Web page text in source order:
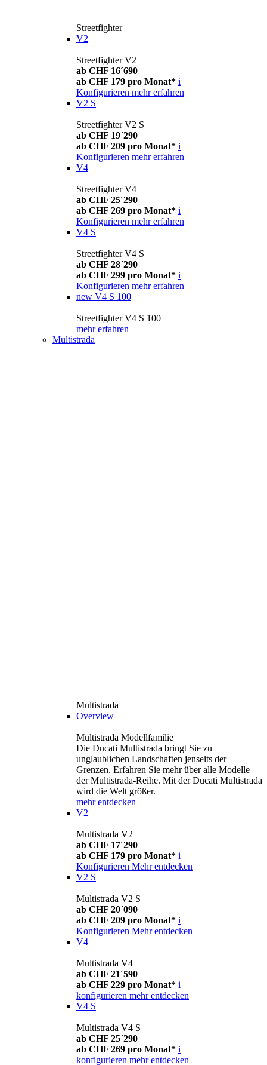
Streetfighter
V2
Streetfighter V2
ab CHF 16´690
ab CHF 179 pro Monat* i
Konfigurieren mehr erfahren
V2 S
Streetfighter V2 S
ab CHF 19´290
ab CHF 209 pro Monat* i
Konfigurieren mehr erfahren
V4
Streetfighter V4
ab CHF 25´290
ab CHF 269 pro Monat* i
Konfigurieren mehr erfahren
V4 S
Streetfighter V4 S
ab CHF 28´290
ab CHF 299 pro Monat* i
Konfigurieren mehr erfahren
new V4 S 100
Streetfighter V4 S 100
mehr erfahren
Multistrada
Multistrada
Overview
Multistrada Modellfamilie
Die Ducati Multistrada bringt Sie zu
unglaublichen Landschaften jenseits der
Grenzen. Erfahren Sie mehr über alle Modelle
der Multistrada-Reihe. Mit der Ducati Multistrada
wird die Welt größer.
mehr entdecken
V2
Multistrada V2
ab CHF 17´290
ab CHF 179 pro Monat* i
Konfigurieren Mehr entdecken
V2 S
Multistrada V2 S
ab CHF 20´090
ab CHF 209 pro Monat* i
Konfigurieren Mehr entdecken
V4
Multistrada V4
ab CHF 21´590
ab CHF 229 pro Monat* i
konfigurieren mehr entdecken
V4 S
Multistrada V4 S
ab CHF 25´290
ab CHF 269 pro Monat* i
konfigurieren mehr entdecken